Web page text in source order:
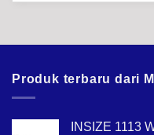
Produk terbaru dari
INSIZE 1113